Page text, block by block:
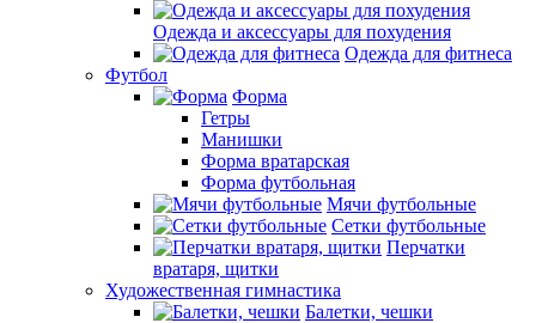
Одежда и аксессуары для похудения
Одежда для фитнеса
Футбол
Форма
Гетры
Манишки
Форма вратарская
Форма футбольная
Мячи футбольные
Сетки футбольные
Перчатки
вратаря, щитки
Художественная гимнастика
Балетки, чешки